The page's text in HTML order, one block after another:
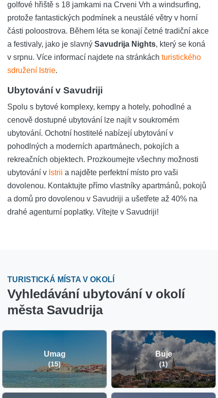
golfové hřiště s 18 jamkami na Crveni Vrh a windsurfing,
protože fantastických podmínek a neustálé větry v horní
části poloostrova. Během léta se konají četné tradiční akce
a festivaly, jako je slavný Savudrija Nights, který se koná
v srpnu. Více informací najdete na stránkách turistického
sdružení Istrie.
Ubytování v Savudriji
Spolu s bytové komplexy, kempy a hotely, pohodlné a
cenově dostupné ubytování lze najít v soukromém
ubytování. Ochotní hostitelé nabízejí ubytování v
pohodlných a moderních apartmánech, pokojích a
rekreačních objektech. Prozkoumejte všechny možnosti
ubytování v Istrii a najděte perfektní místo pro vaši
dovolenou. Kontaktujte přímo vlastníky apartmánů, pokojů
a domů pro dovolenou v Savudriji a ušetřete až 40% na
drahé agenturní poplatky. Vítejte v Savudriji!
TURISTICKÁ MÍSTA V OKOLÍ
Vyhledávání ubytování v okolí
města Savudrija
Umag
(15)
Buje
(1)